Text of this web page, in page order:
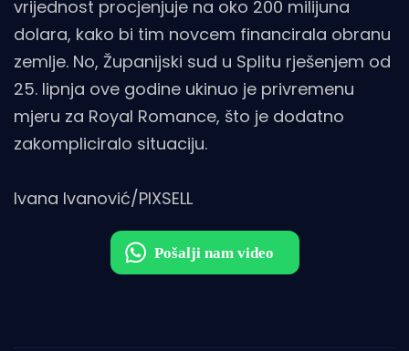
vrijednost procjenjuje na oko 200 milijuna
dolara, kako bi tim novcem financirala obranu
zemlje. No, Županijski sud u Splitu rješenjem od
25. lipnja ove godine ukinuo je privremenu
mjeru za Royal Romance, što je dodatno
zakompliciralo situaciju.
Ivana Ivanović/PIXSELL